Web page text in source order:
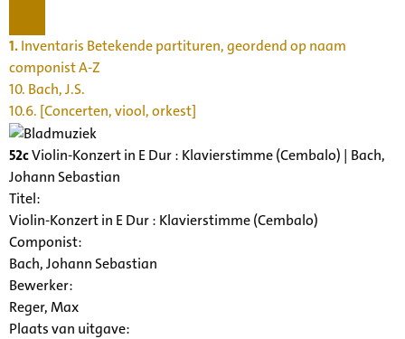
1.Inventaris Betekende partituren, geordend op naam
componist A-Z
10. Bach, J.S.
10.6. [Concerten, viool, orkest]
52cViolin-Konzert in E Dur : Klavierstimme (Cembalo) | Bach,
Johann Sebastian
Titel:
Violin-Konzert in E Dur : Klavierstimme (Cembalo)
Componist:
Bach, Johann Sebastian
Bewerker:
Reger, Max
Plaats van uitgave: